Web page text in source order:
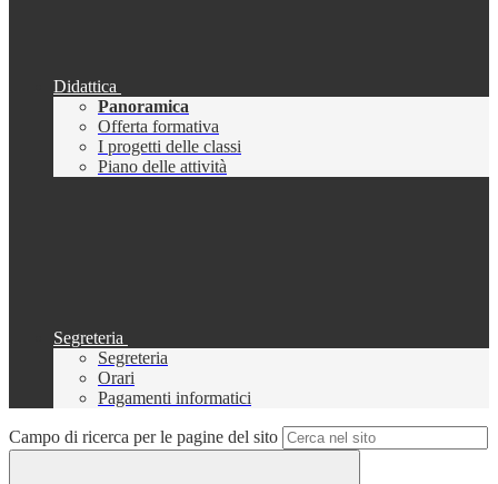
Didattica
Panoramica
Offerta formativa
I progetti delle classi
Piano delle attività
Segreteria
Segreteria
Orari
Pagamenti informatici
Campo di ricerca per le pagine del sito